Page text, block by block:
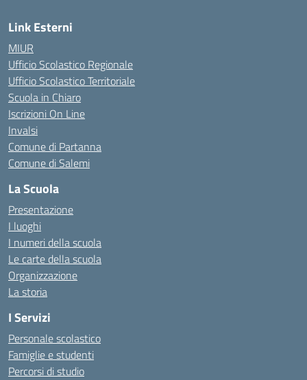
Link Esterni
MIUR
Ufficio Scolastico Regionale
Ufficio Scolastico Territoriale
Scuola in Chiaro
Iscrizioni On Line
Invalsi
Comune di Partanna
Comune di Salemi
La Scuola
Presentazione
I luoghi
I numeri della scuola
Le carte della scuola
Organizzazione
La storia
I Servizi
Personale scolastico
Famiglie e studenti
Percorsi di studio